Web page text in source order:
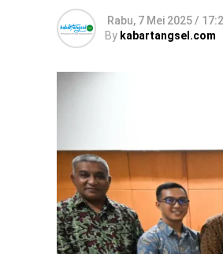
Rabu, 7 Mei 2025 /
By kabartangsel.com